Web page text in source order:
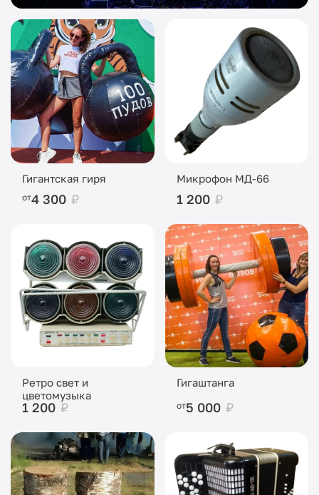
Гигантская гиря
от4 300 ₽
Микрофон МД-66
1 200 ₽
Ретро свет и
цветомузыка
1 200 ₽
Гигаштанга
от5 000 ₽